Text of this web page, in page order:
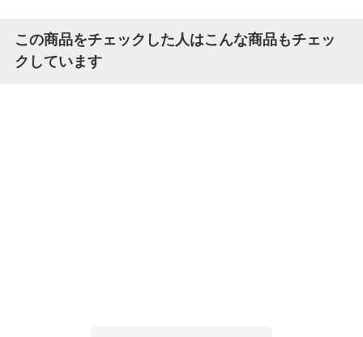
この商品をチェックした人はこんな商品もチェッ
クしています